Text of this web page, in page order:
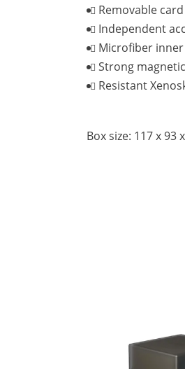
Removable
Independent
Microfiber
Strong
Resistant
Box size: 117 x 93